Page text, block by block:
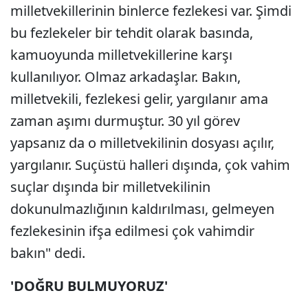
milletvekillerinin binlerce fezlekesi var. Şimdi
bu fezlekeler bir tehdit olarak basında,
kamuoyunda milletvekillerine karşı
kullanılıyor. Olmaz arkadaşlar. Bakın,
milletvekili, fezlekesi gelir, yargılanır ama
zaman aşımı durmuştur. 30 yıl görev
yapsanız da o milletvekilinin dosyası açılır,
yargılanır. Suçüstü halleri dışında, çok vahim
suçlar dışında bir milletvekilinin
dokunulmazlığının kaldırılması, gelmeyen
fezlekesinin ifşa edilmesi çok vahimdir
bakın" dedi.
'DOĞRU BULMUYORUZ'